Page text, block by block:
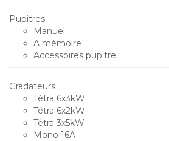
Pupitres
Manuel
A mémoire
Accessoires pupitre
Gradateurs
Tétra 6x3kW
Tétra 6x2kW
Tétra 3x5kW
Mono 16A